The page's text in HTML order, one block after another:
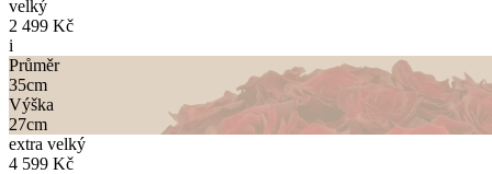
velký
2 499 Kč
i
Průměr
35cm
Výška
27cm
extra velký
4 599 Kč